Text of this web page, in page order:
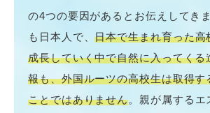
の4つの要因があるとお伝えしてき
も日本人で、日本で生まれ育った高
成長していく中で自然に入ってくる
報も、外国ルーツの高校生は取得す
ことではありません。親が属するエ